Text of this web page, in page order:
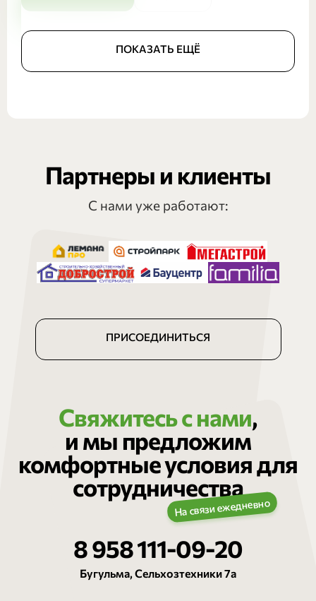
ПОКАЗАТЬ ЕЩЁ
Партнеры и клиенты
С нами уже работают:
ПРИСОЕДИНИТЬСЯ
Свяжитесь с нами,
и мы предложим
комфортные условия для
сотрудничества
8 958 111-09-20
Бугульма, Сельхозтехники 7а